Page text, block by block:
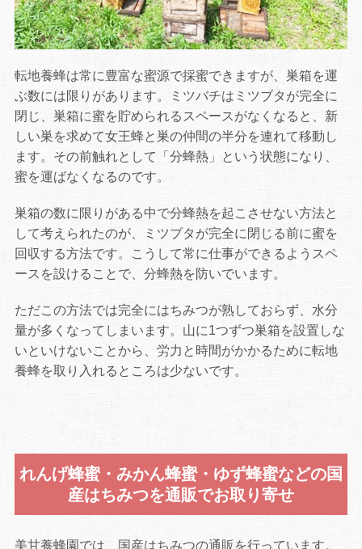
転地養蜂は常に豊富な蜜源で採蜜できますが、巣箱を運
ぶ数には限りがあります。ミツバチはミツブタが完全に
閉じ、巣箱に蜜を貯められるスペースがなくなると、新
しい巣を求めて女王蜂と巣の仲間の半分を連れて移動し
ます。その前触れとして「分蜂熱」という状態になり、
蜜を運ばなくなるのです。
巣箱の数に限りがある中で分蜂熱を起こさせない方法と
して考えられたのが、ミツブタが完全に閉じる前に蜜を
回収する方法です。こうして常に仕事ができるようスペ
ースを設けることで、分蜂熱を防いでいます。
ただこの方法では完全にはちみつが熟しておらず、水分
量が多くなってしまいます。山に1つずつ巣箱を設置しな
いといけないことから、労力と時間がかかるために転地
養蜂を取り入れるところは少ないです。
れんげ蜂蜜・みかん蜂蜜・ゆず蜂蜜などの国
産はちみつを通販でお取り寄せ
美甘養蜂園では、国産はちみつの通販を行っています。